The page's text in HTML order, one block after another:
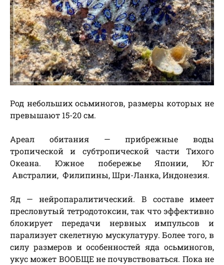
Род небольших осьминогов, размеры которых не
превышают 15-20 см.
Ареал обитания — прибрежные воды
тропической и субтропической части Тихого
Океана. Южное побережье Японии, Юг
Австралии, Филипины, Шри-Ланка, Индонезия.
Яд — нейропаралитический. В составе имеет
пресловутый тетродотоксин, так что эффективно
блокирует передачи нервных импульсов и
парализует скелетную мускулатуру. Более того, в
силу размеров и особенностей яда осьминогов,
укус может ВООБЩЕ не почувствоваться. Пока не